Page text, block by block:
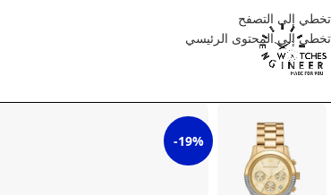
تخطي إلى التصفح
تخطي إلى المحتوى الرئيسي
-19%